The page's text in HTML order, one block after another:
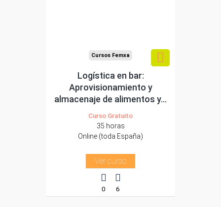
Cursos Femxa
Logística en bar:
Aprovisionamiento y
almacenaje de alimentos y...
Curso Gratuito
35 horas
Online (toda España)
Ver curso
0 6